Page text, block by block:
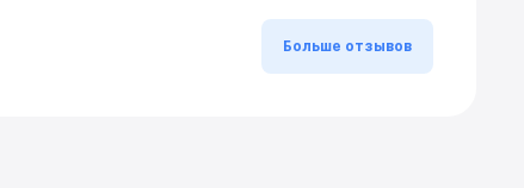
Больше отзывов